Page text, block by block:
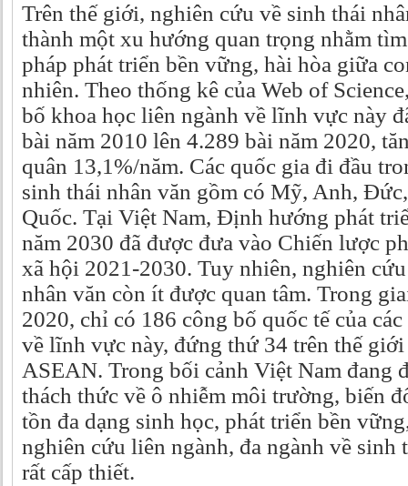
Trên thế giới, nghiên cứu về sinh thái
thành một xu hướng quan trọng nhằm
pháp phát triển bền vững, hài hòa giữa
nhiên. Theo thống kê của Web of
bố khoa học liên ngành về lĩnh vực này
bài năm 2010 lên 4.289 bài năm 2020,
quân 13,1%/năm. Các quốc gia đi đầu
sinh thái nhân văn gồm có Mỹ, Anh,
Quốc. Tại Việt Nam, Định hướng phát
năm 2030 đã được đưa vào Chiến lược
xã hội 2021-2030. Tuy nhiên, nghiên
nhân văn còn ít được quan tâm. Trong
2020, chỉ có 186 công bố quốc tế của
về lĩnh vực này, đứng thứ 34 trên thế
ASEAN. Trong bối cảnh Việt Nam đang
thách thức về ô nhiễm môi trường, biến
tồn đa dạng sinh học, phát triển bền
nghiên cứu liên ngành, đa ngành về sinh
rất cấp thiết.